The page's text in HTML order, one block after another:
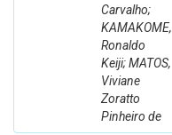
Carvalho;
KAMAKOME,
Ronaldo
Keiji; MATOS,
Viviane
Zoratto
Pinheiro de